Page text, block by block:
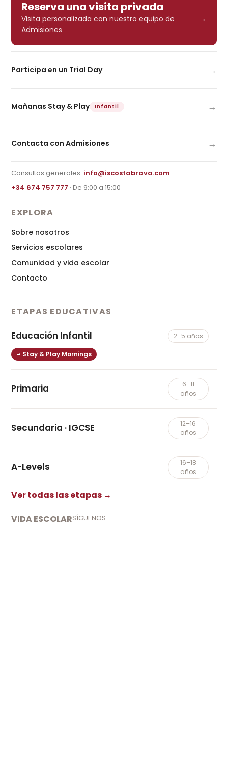
Reserva una visita privada
Visita personalizada con nuestro equipo de
Admisiones
→
Participa en un Trial Day →
Mañanas Stay & Play Infantil →
Contacta con Admisiones →
Consultas generales: info@iscostabrava.com
+34 674 757 777 · De 9:00 a 15:00
EXPLORA
Sobre nosotros
Servicios escolares
Comunidad y vida escolar
Contacto
ETAPAS EDUCATIVAS
Educación Infantil 2–5 años
Stay & Play Mornings
Primaria
6–11
años
Secundaria · IGCSE
12–16
años
A-Levels
16–18
años
Ver todas las etapas →
VIDA ESCOLARSÍGUENOS